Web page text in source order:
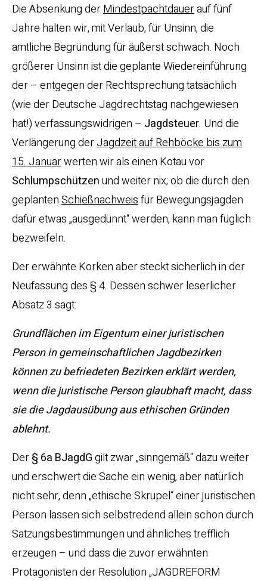
Die Absenkung derMindestpachtdauerauf fünf
Jahre halten wir, mit Verlaub, für Unsinn, die
amtliche Begründung für äußerst schwach. Noch
größerer Unsinn ist die geplante Wiedereinführung
der – entgegen der Rechtsprechung tatsächlich
(wie der Deutsche Jagdrechtstag nachgewiesen
hat!) verfassungswidrigen – Jagdsteuer. Und die
Verlängerung derJagdzeit auf Rehböcke bis zum
15. Januarwerten wir als einen Kotau vor
Schlumpschützenund weiter nix; ob die durch den
geplantenSchießnachweisfür Bewegungsjagden
dafür etwas „ausgedünnt“ werden, kann man füglich
bezweifeln.
Der erwähnte Korken aber steckt sicherlich in der
Neufassung des § 4. Dessen schwer leserlicher
Absatz 3 sagt:
Grundflächen im Eigentum einer juristischen
Person in gemeinschaftlichen Jagdbezirken
können zu befriedeten Bezirken erklärt werden,
wenn die juristische Person glaubhaft macht, dass
sie die Jagdausübung aus ethischen Gründen
ablehnt.
Der§ 6a BJagdGgilt zwar „sinngemäß“ dazu weiter
und erschwert die Sache ein wenig, aber natürlich
nicht sehr, denn „ethische Skrupel“ einer juristischen
Person lassen sich selbstredend allein schon durch
Satzungsbestimmungen und ähnliches trefflich
erzeugen – und dass die zuvor erwähnten
Protagonisten der Resolution „JAGDREFORM